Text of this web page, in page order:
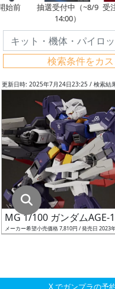
始前
抽選受付中（~8/9
14:00）
受
検索条件をカ
グ
レ
ス
ケ
ー
成
形
更新日時: 2025年7月24日23:25 / 検索結
MG 1/100 ガンダムAGE-
メーカー希望小売価格 7,810円 / 発売日 2023
X でガンプラの予